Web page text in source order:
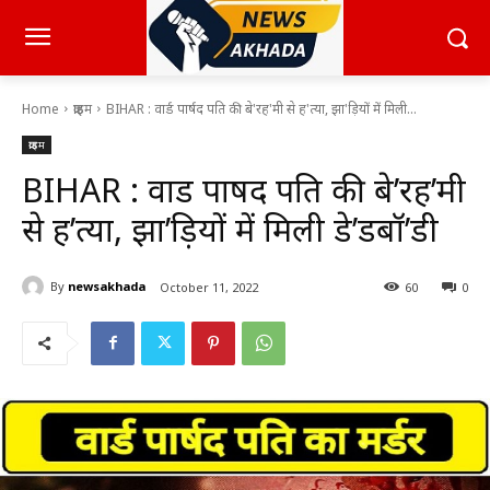
Home क्राइम BIHAR : वार्ड पार्षद पति की बे'रह'मी से ह'त्या, झा'ड़ियों में मिली...
क्राइम
BIHAR : वार्ड पार्षद पति की बे’रह’मी
से ह’त्या, झा’ड़ियों में मिली डे’डबॉ’डी
By newsakhada October 11, 2022 0
60